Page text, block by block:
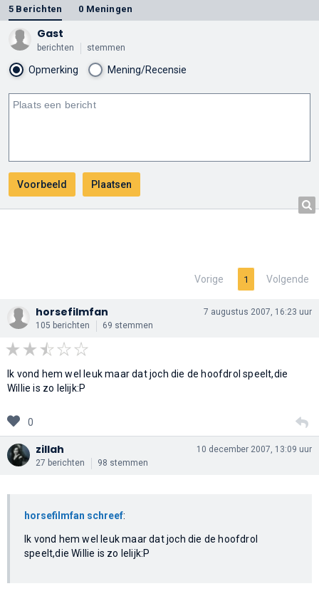
5 Berichten 0 Meningen
Gast
berichten stemmen
Opmerking Mening/Recensie
Vorige 1 Volgende
horsefilmfan
105 berichten 69 stemmen
7 augustus 2007, 16:23 uur
Ik vond hem wel leuk maar dat joch die de hoofdrol speelt,die
Willie is zo lelijk:P
0
zillah
27 berichten 98 stemmen
10 december 2007, 13:09 uur
horsefilmfan schreef:
Ik vond hem wel leuk maar dat joch die de hoofdrol
speelt,die Willie is zo lelijk:P